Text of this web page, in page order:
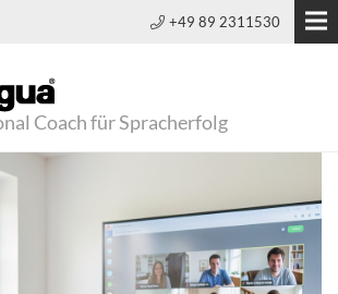
+49 89 2311530
Coach für Spracherfolg